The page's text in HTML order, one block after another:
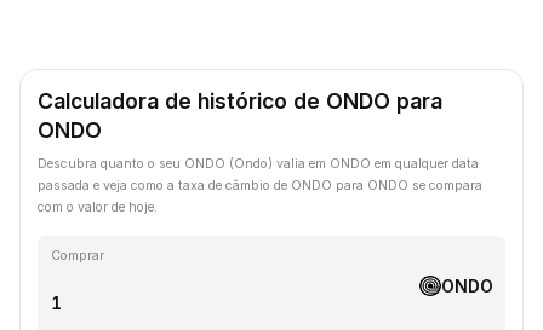
Calculadora de histórico de ONDO para
ONDO
Descubra quanto o seu ONDO (Ondo) valia em ONDO em qualquer data
passada e veja como a taxa de câmbio de ONDO para ONDO se compara
com o valor de hoje.
Comprar
ONDO